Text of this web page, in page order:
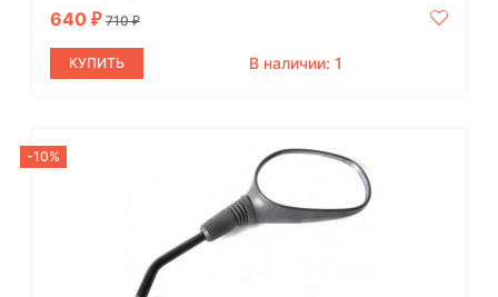
640 ₽ 710₽
КУПИТЬ В наличии: 1
-10%